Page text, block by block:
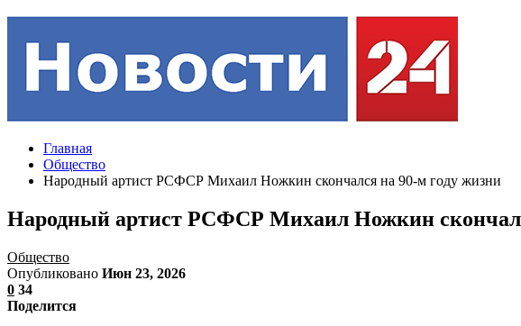
Главная
Общество
Народный артист РСФСР Михаил Ножкин скончался на 90-м году жизни
Народный артист РСФСР Михаил Ножкин
Общество
Опубликовано Июн 23, 2026
0 34
Поделится